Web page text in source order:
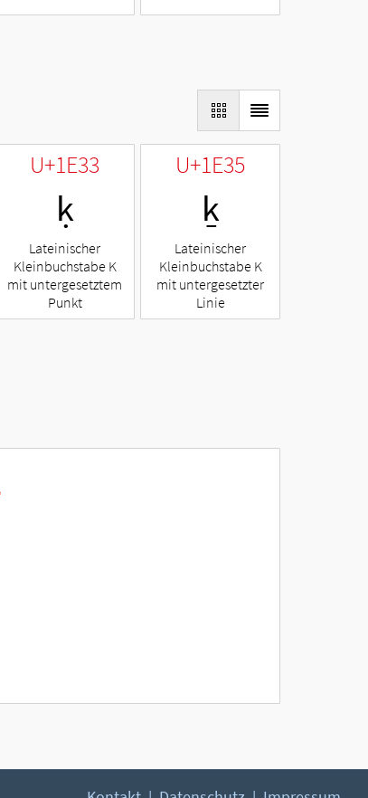
U+1E33
ḳ
Lateinischer
Kleinbuchstabe K
mit untergesetztem
Punkt
U+1E35
ḵ
Lateinischer
Kleinbuchstabe K
mit untergesetzter
Linie